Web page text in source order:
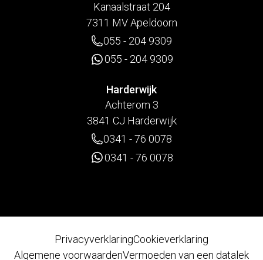
Kanaalstraat 204
7311 MV Apeldoorn
055 - 204 9309
055 - 204 9309
Harderwijk
Achterom 3
3841 CJ Harderwijk
0341 - 76 0078
0341 - 76 0078
PrivacyverklaringCookieverklaring
Algemene voorwaardenVermoeden van een datalek